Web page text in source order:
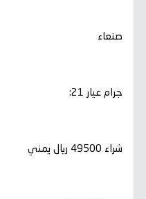
صنعاء
جرام عيار 21:
شراء 49500 ريال يمني